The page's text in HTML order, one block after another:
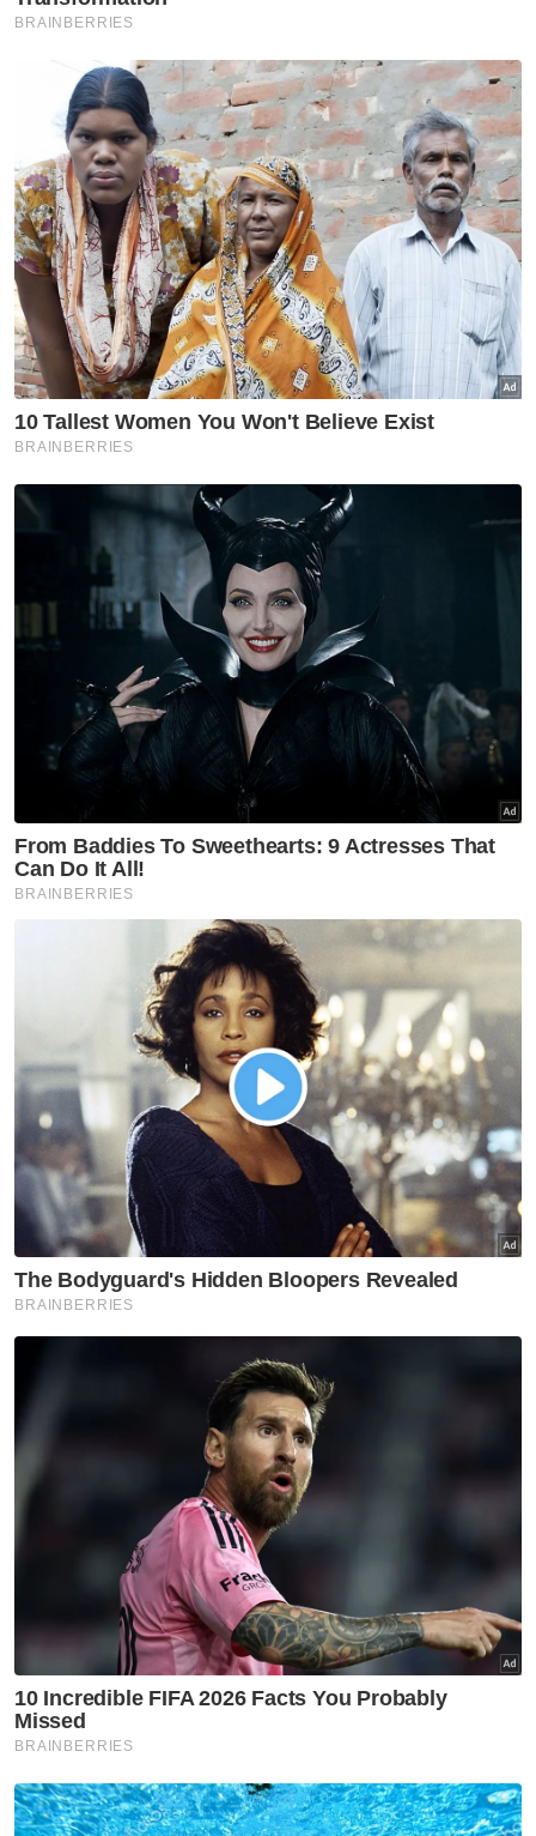
kerajaan dan pertubuhan bukan kerajaan
(NGO) di negara ini terlibat secara langsung
dalam penghasilan produk sawit dengan
menyebarkan maklumat tepat dan benar.
"Kalau boleh semua pihak perlu berganding
bahu dan menggunakan platform media
maya bagi menyebarkan fakta-fakta sebenar
berkaitan produk yang dihasilkan dari bahan
sawit ini.
Berita Telus & Tulus menerusi E-Mel setiap
"Pihak Majlis Belia Felda Malaysia akan
menghantar memorandum bantahan ke
seluruh Pihak Kesatuan (EU) bagi memberi
pemahaman kepada mereka tentang
penghasilan produk sawit ini," katanya.
Beliau menjelaskan, kemungkinan selepas ini
pihaknya perlu menjemput Presiden AS,
Donald Trump datang ke Malaysia dan
melawat kebun-kebun sawit yang sedia ada
di negara ini sebelum ia disekat sepenuhnya.
"Kita berharap usaha menyelamatkan
sekatan ini dapat dilakukan segera oleh
kerajaan dalam menjamin Kelestarian
Ekonomi Negara dan pendapatan para
pekebun kecil, termasuklah 112,358
peneroka Felda di seluruh negara.
"Jika pihak kerajaan tidak membantu,
pastinya kejatuhan ekonomi melibatkan
industri sawit akan memberikan kesan yang
amat buruk kepada hampir 87.65 peratus
mereka yang berada di dalam industri ini,"
katanya.
Muat turun aplikasi Sinar Harian.
Klik di sini!
Harap bantu kajian selidik kami dan
dapatkan baucar tunai.
×
Di manakah anda tinggal?
Johor
K. Lumpur
Kedah
N. Sembilan
Pahang